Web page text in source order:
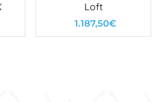
Loft
1.187,50€